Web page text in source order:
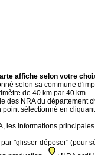
affiche selon votre
selon sa commune
de 40 km par 40 km.
des NRA du département
sélectionné en
les informations
"glisser-déposer" (pour